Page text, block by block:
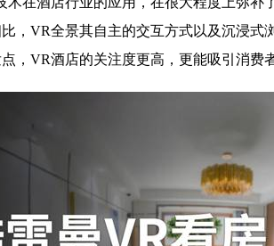
，VR全景其自主的交互方式以及沉浸式
，VR酒店的关注度更高，更能吸引消费者